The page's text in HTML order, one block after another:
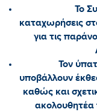
Το
καταχωρήσεις
για τις
Τον
υποβάλλουν
καθώς και
ακολουθητέα